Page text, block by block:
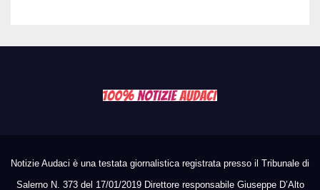
Notizie Audaci è una testata giornalistica registrata presso il Tribunale di
Salerno N. 373 del 17/01/2019 Direttore responsabile Giuseppe D’Alto